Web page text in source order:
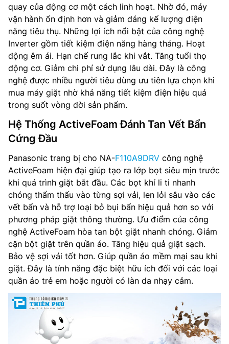
quay của động cơ một cách linh hoạt. Nhờ đó, máy
vận hành ổn định hơn và giảm đáng kể lượng điện
năng tiêu thụ. Những lợi ích nổi bật của công nghệ
Inverter gồm tiết kiệm điện năng hàng tháng. Hoạt
động êm ái. Hạn chế rung lắc khi vắt. Tăng tuổi thọ
động cơ. Giảm chi phí sử dụng lâu dài. Đây là công
nghệ được nhiều người tiêu dùng ưu tiên lựa chọn khi
mua máy giặt nhờ khả năng tiết kiệm điện hiệu quả
trong suốt vòng đời sản phẩm.
Hệ Thống ActiveFoam Đánh Tan Vết Bẩn
Cứng Đầu
Panasonic trang bị cho NA-F110A9DRV công nghệ
ActiveFoam hiện đại giúp tạo ra lớp bọt siêu mịn trước
khi quá trình giặt bắt đầu. Các bọt khí li ti nhanh
chóng thẩm thấu vào từng sợi vải, len lỏi sâu vào các
vết bẩn và hỗ trợ loại bỏ bụi bẩn hiệu quả hơn so với
phương pháp giặt thông thường. Ưu điểm của công
nghệ ActiveFoam hòa tan bột giặt nhanh chóng. Giảm
cặn bột giặt trên quần áo. Tăng hiệu quả giặt sạch.
Bảo vệ sợi vải tốt hơn. Giúp quần áo mềm mại sau khi
giặt. Đây là tính năng đặc biệt hữu ích đối với các loại
quần áo trẻ em hoặc người có làn da nhạy cảm.